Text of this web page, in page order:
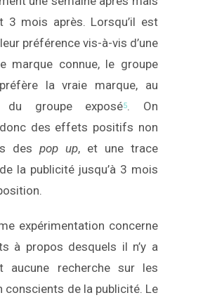
3 mois après. Lorsqu’il est
préférence vis-à-vis d’une
marque connue, le groupe
la vraie marque, au
du groupe exposé5. On
des effets positifs non
des pop up, et une trace
la publicité jusqu’à 3 mois
expérimentation concerne
à propos desquels il n’y a
aucune recherche sur les
conscients de la publicité. Le